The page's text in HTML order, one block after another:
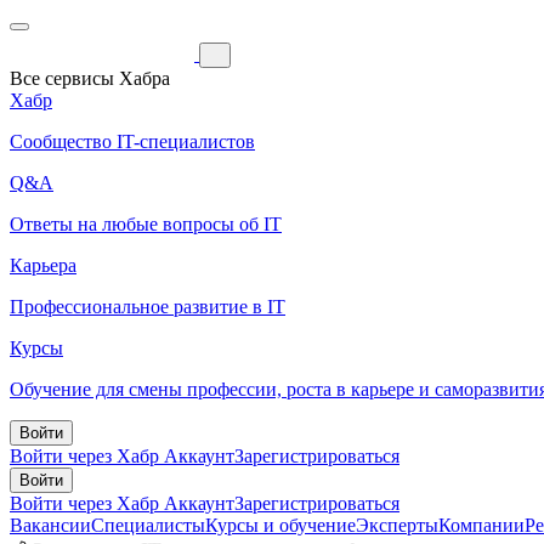
Все сервисы Хабра
Хабр
Сообщество IT-специалистов
Q&A
Ответы на любые вопросы об IT
Карьера
Профессиональное развитие в IT
Курсы
Обучение для смены профессии, роста в карьере и
Войти
Войти через Хабр АккаунтЗарегистрироваться
Войти
Войти через Хабр АккаунтЗарегистрироваться
ВакансииСпециалистыКурсы и обучениеЭкспертыКомпании